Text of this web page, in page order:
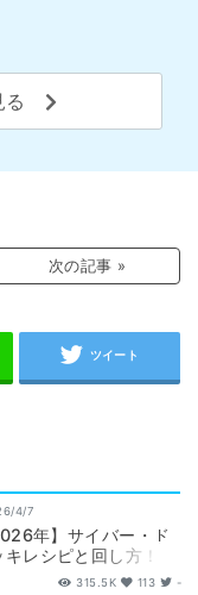
次の記事 »
4/7
年】サイバー・ド
レシピと回し方！
ッキ解説】315.5K 113 -